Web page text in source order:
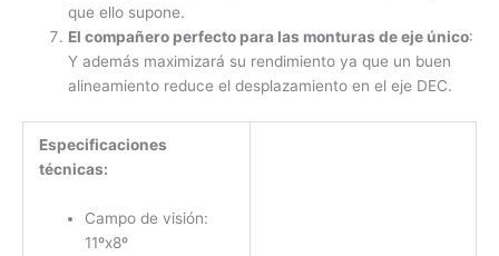
que ello supone.
El compañero perfecto para las monturas de eje único:
Y además maximizará su rendimiento ya que un buen
alineamiento reduce el desplazamiento en el eje DEC.
Especificaciones
técnicas:
Campo de visión:
11ºx8º